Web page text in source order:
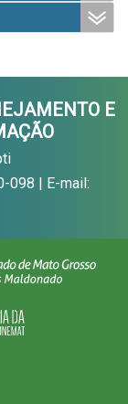
E
098 | E-mail: